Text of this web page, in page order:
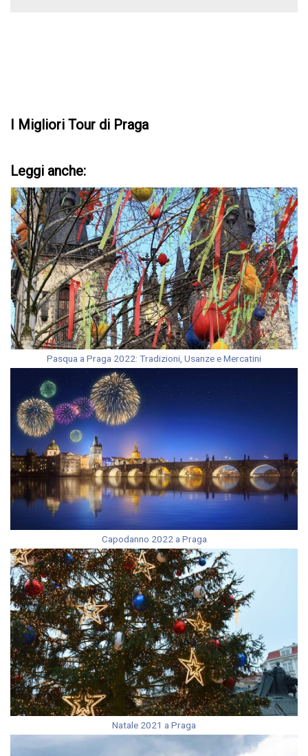
I Migliori Tour di Praga
Leggi anche:
Pasqua a Praga 2022: Tradizioni, Usanze e Mercatini
Capodanno 2022 a Praga
Natale 2021 a Praga